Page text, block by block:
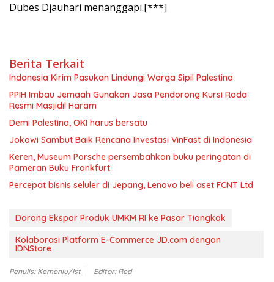
Dubes Djauhari menanggapi.[***]
Berita Terkait
Indonesia Kirim Pasukan Lindungi Warga Sipil Palestina
PPIH Imbau Jemaah Gunakan Jasa Pendorong Kursi Roda
Resmi Masjidil Haram
Demi Palestina, OKI harus bersatu
Jokowi Sambut Baik Rencana Investasi VinFast di Indonesia
Keren, Museum Porsche persembahkan buku peringatan di
Pameran Buku Frankfurt
Percepat bisnis seluler di Jepang, Lenovo beli aset FCNT Ltd
Dorong Ekspor Produk UMKM RI ke Pasar Tiongkok
Kolaborasi Platform E-Commerce JD.com dengan
IDNStore
Penulis: Kemenlu/ist Editor: Red